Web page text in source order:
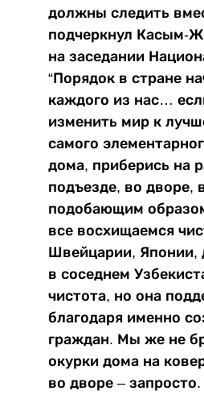
должны следить
подчеркнул Касым-
на заседании
“Порядок в стране
каждого из нас…
изменить мир к
самого
дома, приберись на
подъезде, во дворе,
подобающим
все восхищаемся
Швейцарии, Японии,
в соседнем
чистота, но она
благодаря именно
граждан. Мы же не
окурки дома на
во дворе –